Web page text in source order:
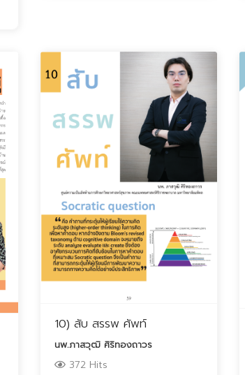
10) สับ สรรพ ศัพท์
นพ.ภาสวุฒิ ศิริทองถาวร
372 Hits